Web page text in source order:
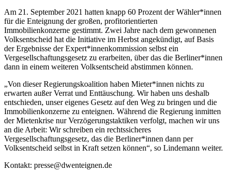
Am 21. September 2021 hatten knapp 60 Prozent der Wähler*innen
für die Enteignung der großen, profitorientierten
Immobilienkonzerne gestimmt. Zwei Jahre nach dem gewonnenen
Volksentscheid hat die Initiative im Herbst angekündigt, auf Basis
der Ergebnisse der Expert*innenkommission selbst ein
Vergesellschaftungsgesetz zu erarbeiten, über das die Berliner*innen
dann in einem weiteren Volksentscheid abstimmen können.
„Von dieser Regierungskoalition haben Mieter*innen nichts zu
erwarten außer Verrat und Enttäuschung. Wir haben uns deshalb
entschieden, unser eigenes Gesetz auf den Weg zu bringen und die
Immobilienkonzerne zu enteignen. Während die Regierung inmitten
der Mietenkrise nur Verzögerungstaktiken verfolgt, machen wir uns
an die Arbeit: Wir schreiben ein rechtssicheres
Vergesellschaftungsgesetz, das die Berliner*innen dann per
Volksentscheid selbst in Kraft setzen können“, so Lindemann weiter.
Kontakt: presse@dwenteignen.de